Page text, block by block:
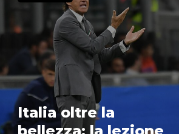
Italia oltre la